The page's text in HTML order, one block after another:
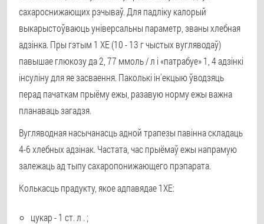
сахароснижающих рэчываў. Для падліку калорый
выкарыстоўваюць універсальны параметр, званы хлебная
адзінка. Пры гэтым 1 ХЕ (10 - 13 г чыстых вугляводаў)
павышае глюкозу да 2, 77 ммоль / л і «патрабуе» 1, 4 адзінкі
інсуліну для яе засваення. Паколькі ін'екцыю ўводзяць
перад пачаткам прыёму ежы, разавую норму ежы важна
планаваць загадзя.
Вугляводная насычанасць адной трапезы павінна складаць
4-6 хлебных адзінак. Частата, час прыёмаў ежы напрамую
залежаць ад тыпу сахаропонижающего прэпарата.
Колькасць прадукту, якое адпавядае 1ХЕ:
цукар - 1 ст. л . ;